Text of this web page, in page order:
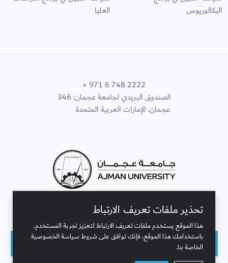
تحذير ملفات تعريف الارتباط
هذا الموقع يستخدم ملفات تعريف الارتباط لتعزيز تجربة المستخدم.
باستخدامك هذا الموقع، فإنك توافق على شروط سياسة الخصوصية
الخاصة بنا.
البكالوريوس
العليا
+ 971 6 748 2222
الصندوق البريدي لجامعة عجمان: 346
عجمان، الإمارات العربية المتحدة
تواصل معنا